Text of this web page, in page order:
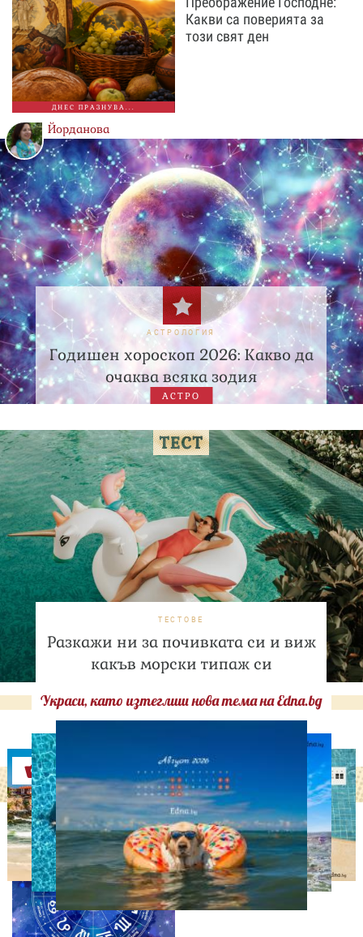
ДНЕС ПРАЗНУВА...
Какви са поверията за
този свят ден
Йорданова
АСТРОЛОГИЯ
Годишен хороскоп 2026: Какво да
очаква всяка зодия
АСТРО
ТЕСТОВЕ
Разкажи ни за почивката си и виж
какъв морски типаж си
Украси, като изтеглиш нова тема на Edna.bg
Оферти
АСТРОЛОГИЯ
Дневен хороскоп за 6
август, четвъртък